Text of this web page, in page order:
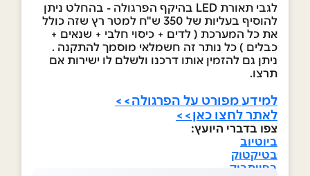
לגבי תאורת LED בהיקף הפרגולה - בהחלט ניתן
להוסיף בעליות של 350 ש"ח למטר רץ שזה כולל
את כל המערכת ( לדים + כיסוי חלבי + שנאים +
כבלים ) כל נותר זה חשמלאי מוסמך להתקנה .
ניתן גם להזמין אותו דרכנו ולשלם לו ישירות אם
תרצו.
למידע מפורט על הפרגולה>>
לאתר לחצו כאן>>
צפו בדברי היועץ:
ביוטיוב
בטיקטוק
בפייסבוק